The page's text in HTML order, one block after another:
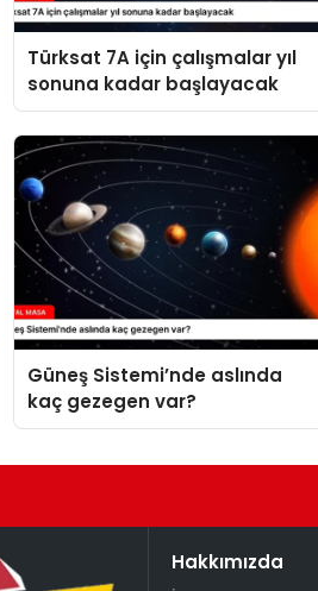
Türksat 7A için çalışmalar yıl
sonuna kadar başlayacak
Güneş Sistemi’nde aslında
kaç gezegen var?
Hakkımızda